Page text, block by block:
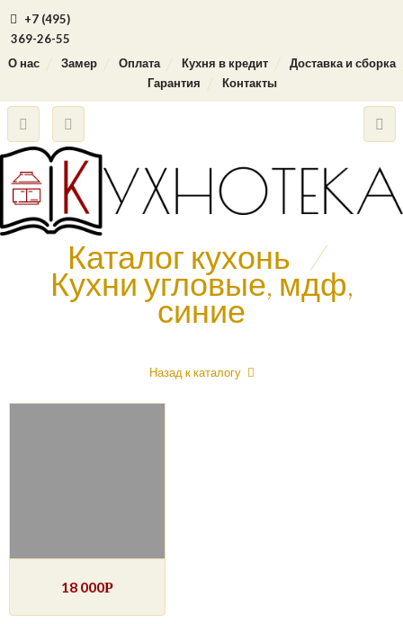
+7 (495)
369-26-55
О нас
Замер Оплата Кухня в кредит
Доставка и сборка
Гарантия
Контакты
Каталог кухонь /
Кухни угловые, мдф,
синие
Назад к каталогу
18 000Р